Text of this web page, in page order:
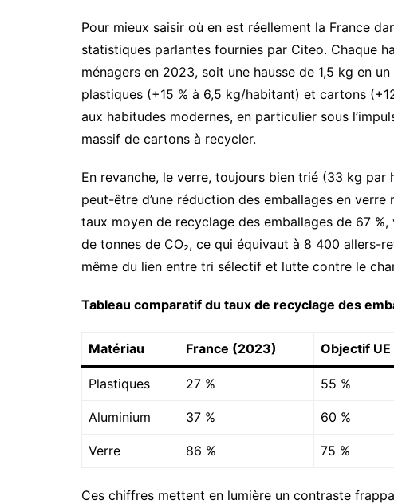
Pour mieux saisir où en est réellement la France
statistiques parlantes fournies par Citeo. Chaque
ménagers en 2023, soit une hausse de 1,5 kg en
plastiques (+15 % à 6,5 kg/habitant) et cartons
aux habitudes modernes, en particulier sous
massif de cartons à recycler.
En revanche, le verre, toujours bien trié (33 kg
peut-être d’une réduction des emballages en
taux moyen de recyclage des emballages de 67
de tonnes de CO₂, ce qui équivaut à 8 400 allers-
même du lien entre tri sélectif et lutte contre le
Tableau comparatif du taux de recyclage des
Matériau France (2023) Objectif
Plastiques 27 % 55 %
Aluminium 37 % 60 %
Verre 86 % 75 %
Ces chiffres mettent en lumière un contraste